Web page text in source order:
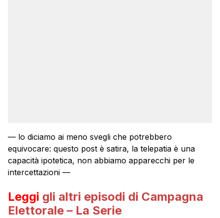
— lo diciamo ai meno svegli che potrebbero
equivocare: questo post è satira, la telepatia è una
capacità ipotetica, non abbiamo apparecchi per le
intercettazioni —
Leggi gli altri episodi di Campagna
Elettorale – La Serie